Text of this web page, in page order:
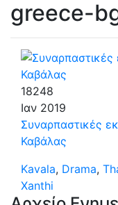
greece-
18248
Ιαν 2019
Συναρπαστικές
Καβάλας
Kavala, Drama,
Xanthi